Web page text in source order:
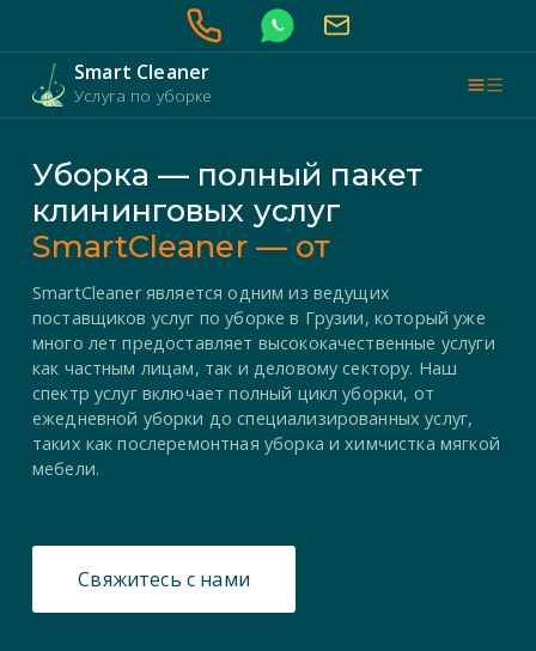
Smart Cleaner
Услуга по уборке
Уборка — полный пакет
клининговых услуг
SmartCleaner — от
SmartCleaner является одним из ведущих
поставщиков услуг по уборке в Грузии, который уже
много лет предоставляет высококачественные услуги
как частным лицам, так и деловому сектору. Наш
спектр услуг включает полный цикл уборки, от
ежедневной уборки до специализированных услуг,
таких как послеремонтная уборка и химчистка мягкой
мебели.
Свяжитесь с нами